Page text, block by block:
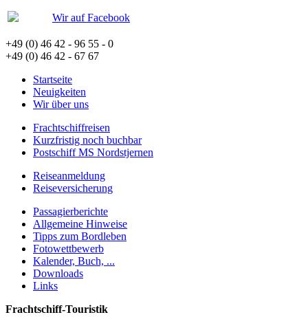
Wir auf Facebook
+49 (0) 46 42 - 96 55 - 0
+49 (0) 46 42 - 67 67
Startseite
Neuigkeiten
Wir über uns
Frachtschiffreisen
Kurzfristig noch buchbar
Postschiff MS Nordstjernen
Reiseanmeldung
Reiseversicherung
Passagierberichte
Allgemeine Hinweise
Tipps zum Bordleben
Fotowettbewerb
Kalender, Buch, ...
Downloads
Links
Frachtschiff-Touristik